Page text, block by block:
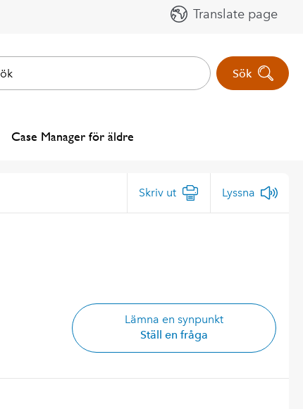
Translate page
Sök
Case Manager för äldre
Skriv ut Lyssna
Lämna en synpunkt
Ställ en fråga